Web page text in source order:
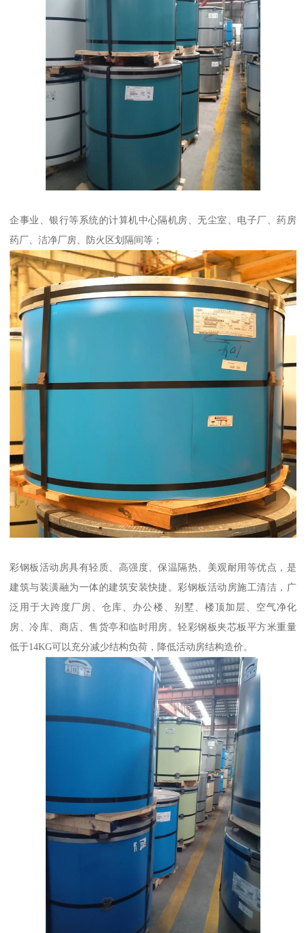
企事业、银行等系统的计算机中心隔机房、无尘室、电子厂、药房
药厂、洁净厂房、防火区划隔间等；
彩钢板活动房具有轻质、高强度、保温隔热、美观耐用等优点，是
建筑与装潢融为一体的建筑安装快捷。彩钢板活动房施工清洁，广
泛用于大跨度厂房、仓库、办公楼、别墅、楼顶加层、空气净化
房、冷库、商店、售货亭和临时用房。轻彩钢板夹芯板平方米重量
低于14KG可以充分减少结构负荷，降低活动房结构造价。